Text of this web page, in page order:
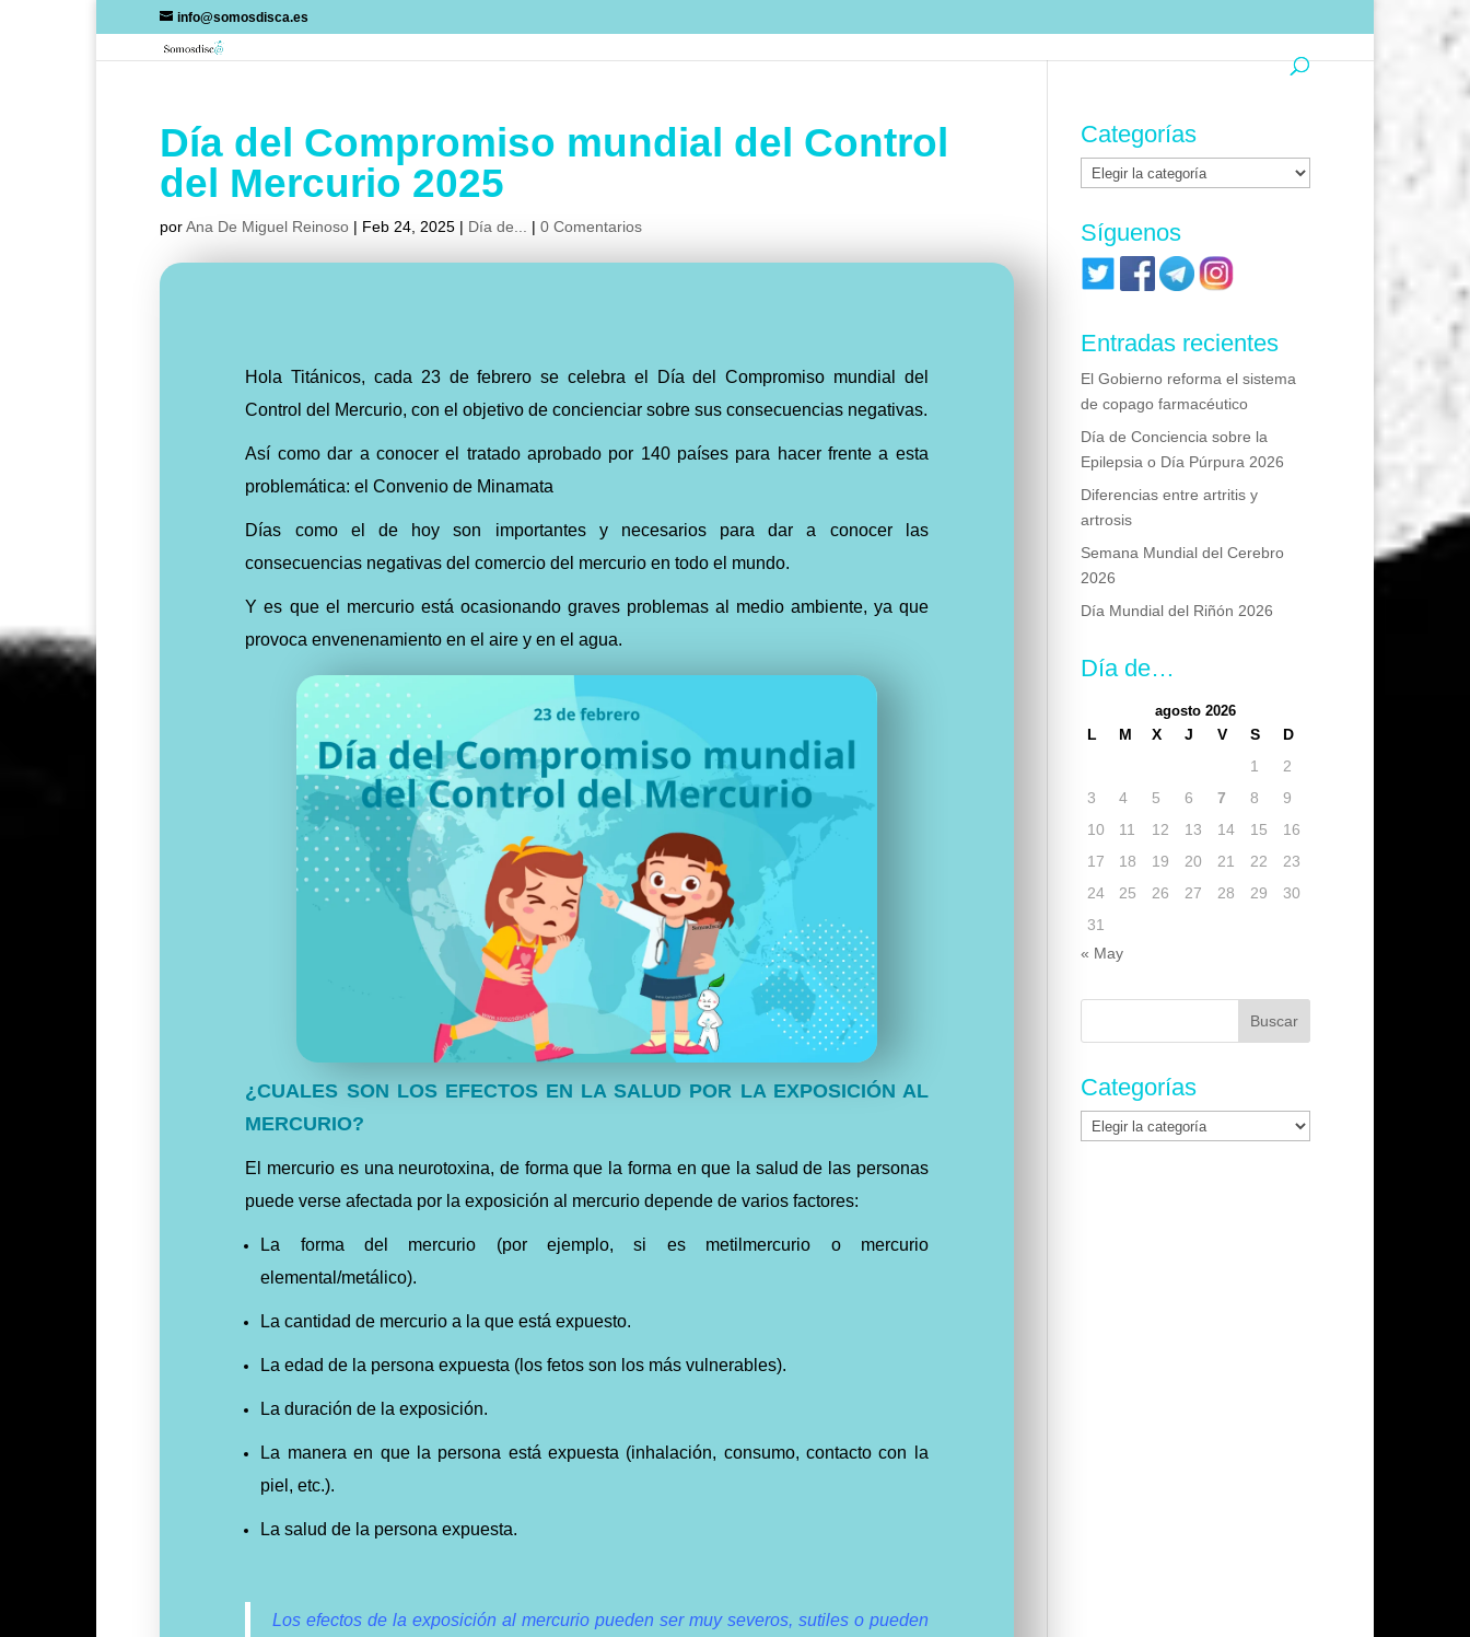
info@somosdisca.es
Día del Compromiso mundial del Control
del Mercurio 2025
porAna De Miguel Reinoso | Feb 24, 2025 | Día de... |0 Comentarios
Hola Titánicos, cada 23 de febrero se celebra el Día del Compromiso mundial del
Control del Mercurio, con el objetivo de concienciar sobre sus consecuencias negativas.
Así como dar a conocer el tratado aprobado por 140 países para hacer frente a esta
problemática: el Convenio de Minamata
Días como el de hoy son importantes y necesarios para dar a conocer las
consecuencias negativas del comercio del mercurio en todo el mundo.
Y es que el mercurio está ocasionando graves problemas al medio ambiente, ya que
provoca envenenamiento en el aire y en el agua.
¿CUALES SON LOS EFECTOS EN LA SALUD POR LA EXPOSICIÓN AL
MERCURIO?
El mercurio es una neurotoxina, de forma que la forma en que la salud de las personas
puede verse afectada por la exposición al mercurio depende de varios factores:
La forma del mercurio (por ejemplo, si es metilmercurio o mercurio
elemental/metálico).
La cantidad de mercurio a la que está expuesto.
La edad de la persona expuesta (los fetos son los más vulnerables).
La duración de la exposición.
La manera en que la persona está expuesta (inhalación, consumo, contacto con la
piel, etc.).
La salud de la persona expuesta.
Los efectos de la exposición al mercurio pueden ser muy severos, sutiles o pueden
Categorías
Categorías
Síguenos
Entradas recientes
El Gobierno reforma el sistema
de copago farmacéutico
Día de Conciencia sobre la
Epilepsia o Día Púrpura 2026
Diferencias entre artritis y
artrosis
Semana Mundial del Cerebro
2026
Día Mundial del Riñón 2026
Día de…
agosto 2026
L M X J V S
D
1
2
3
4 5 6 7 8
9
10
11 12 13 14 15
16
17
18 19 20 21 22
23
24
25 26 27 28 29
30
31
« May
Buscar:
Categorías
Categorías